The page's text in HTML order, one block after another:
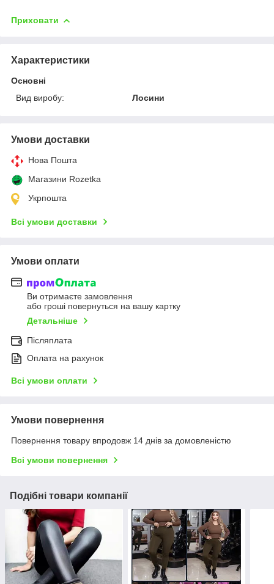
Приховати
Характеристики
Основні
Вид виробу:
Лосини
Умови доставки
Нова Пошта
Магазини Rozetka
Укрпошта
Всі умови доставки
Умови оплати
Ви отримаєте замовлення
або гроші повернуться на вашу картку
Детальніше
Післяплата
Оплата на рахунок
Всі умови оплати
Умови повернення
Повернення товару впродовж 14 днів за домовленістю
Всі умови повернення
Подібні товари компанії